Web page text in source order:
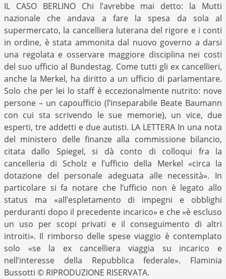
IL CASO BERLINO Chi l’avrebbe mai detto: la Mutti
nazionale che andava a fare la spesa da sola al
supermercato, la cancelliera luterana del rigore e i conti
in ordine, è stata ammonita dal nuovo governo a darsi
una regolata e osservare maggiore disciplina nei costi
del suo ufficio al Bundestag. Come tutti gli ex cancellieri,
anche la Merkel, ha diritto a un ufficio di parlamentare.
Solo che per lei lo staff è eccezionalmente nutrito: nove
persone – un capoufficio (l’inseparabile Beate Baumann
con cui sta scrivendo le sue memorie), un vice, due
esperti, tre addetti e due autisti. LA LETTERA In una nota
del ministero delle finanze alla commissione bilancio,
citata dallo Spiegel, si dà conto di colloqui fra la
cancelleria di Scholz e l’ufficio della Merkel «circa la
dotazione del personale adeguata alle necessità». In
particolare si fa notare che l’ufficio non è legato allo
status ma «all’espletamento di impegni e obblighi
perduranti dopo il precedente incarico» e che «è escluso
un uso per scopi privati e il conseguimento di altri
introiti». Il rimborso delle spese viaggio è contemplato
solo «se la ex cancelliera viaggia su incarico e
nell’interesse della Repubblica federale». Flaminia
Bussotti © RIPRODUZIONE RISERVATA.